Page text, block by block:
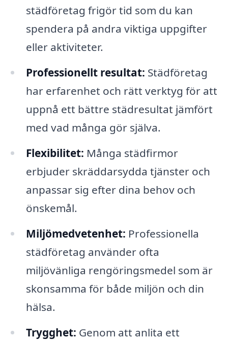
städföretag frigör tid som du kan
spendera på andra viktiga uppgifter
eller aktiviteter.
Professionellt resultat: Städföretag
har erfarenhet och rätt verktyg för att
uppnå ett bättre städresultat jämfört
med vad många gör själva.
Flexibilitet: Många städfirmor
erbjuder skräddarsydda tjänster och
anpassar sig efter dina behov och
önskemål.
Miljömedvetenhet: Professionella
städföretag använder ofta
miljövänliga rengöringsmedel som är
skonsamma för både miljön och din
hälsa.
Trygghet: Genom att anlita ett